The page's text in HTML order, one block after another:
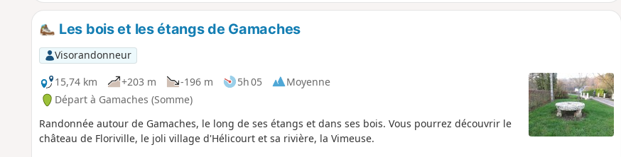
Les bois et les étangs de Gamaches
Visorandonneur
15,74 km
+203 m -196 m 5h 05
Moyenne
Départ à Gamaches (Somme)
Randonnée autour de Gamaches, le long de ses étangs et dans ses bois. Vous pourrez découvrir le
château de Floriville, le joli village d'Hélicourt et sa rivière, la Vimeuse.